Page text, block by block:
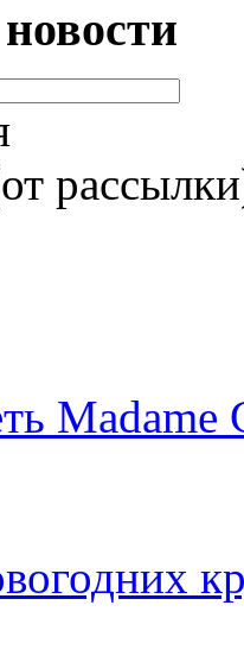
Madame